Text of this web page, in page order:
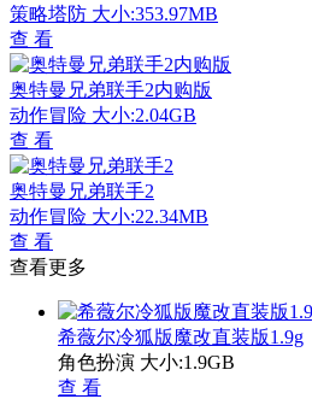
策略塔防 大小:353.97MB
查 看
奥特曼兄弟联手2内购版
动作冒险 大小:2.04GB
查 看
奥特曼兄弟联手2
动作冒险 大小:22.34MB
查 看
查看更多
希薇尔冷狐版魔改直装版1.9g
角色扮演 大小:1.9GB
查 看